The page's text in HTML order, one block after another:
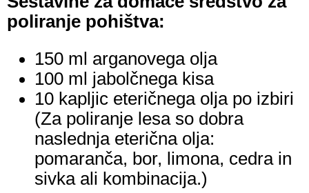
poliranje pohištva:
150 ml arganovega olja
100 ml jabolčnega kisa
10 kapljic eteričnega olja po izbiri
(Za poliranje lesa so dobra
naslednja eterična olja:
pomaranča, bor, limona, cedra in
sivka ali kombinacija.)